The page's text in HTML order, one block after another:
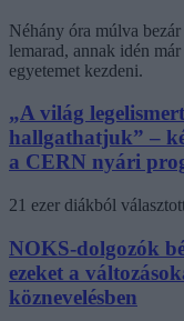
Néhány óra múlva
lemarad, annak idén
egyetemet kezdeni.
„A világ
hallgathatjuk” –
a CERN nyári
21 ezer diákból
NOKS-dolgozók
ezeket a
köznevelésben